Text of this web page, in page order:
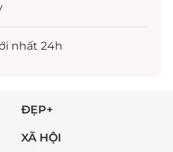
nhất 24h
ĐẸP+
XÃ HỘI